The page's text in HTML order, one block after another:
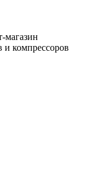
магазин
и компрессоров